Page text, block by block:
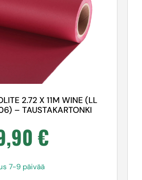
2.72 X 11M WINE (LL
– TAUSTAKARTONKI
€
7-9 päivää